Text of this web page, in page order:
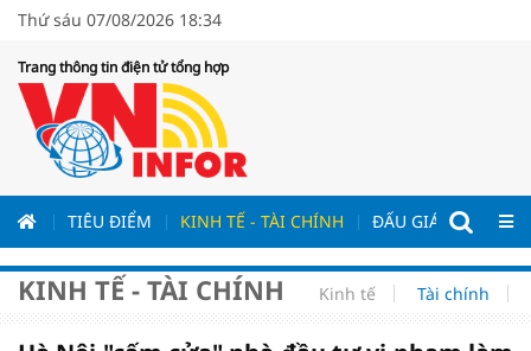
Thứ sáu 07/08/2026 18:34
Trang thông tin điện tử tổng hợp
TIÊU ĐIỂM KINH TẾ - TÀI CHÍNH ĐẤU GIÁ - ĐẤU
KINH TẾ - TÀI CHÍNH Kinh tế Tài chính